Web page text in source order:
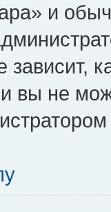
и
зависит,
вы не